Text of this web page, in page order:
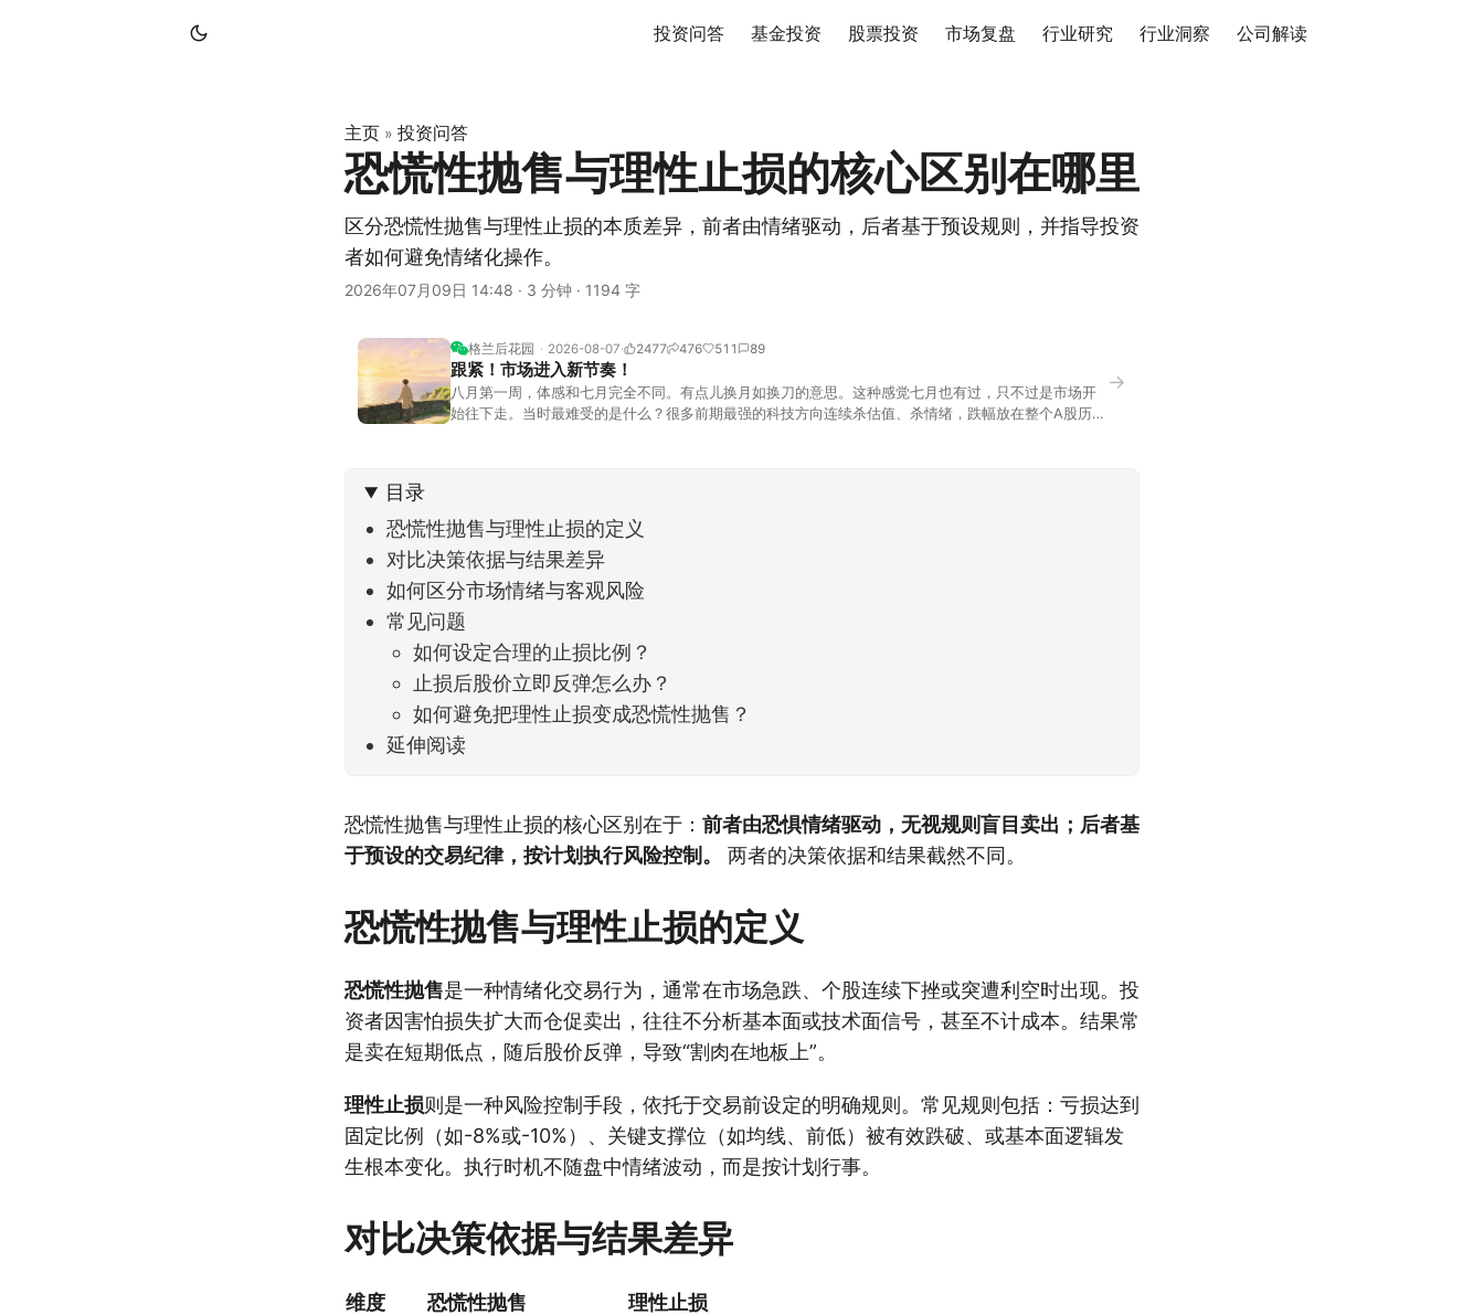
投资问答 基金投资 股票投资 市场复盘 行业研究 行业洞察 公司解读
主页 » 投资问答
恐慌性抛售与理性止损的核心区别在哪里
区分恐慌性抛售与理性止损的本质差异，前者由情绪驱动，后者基于预设规则，并指导投资
者如何避免情绪化操作。
2026年07月09日 14:48 · 3 分钟 · 1194 字
格兰后花园 2026-08-07 2477 476 511 89
跟紧！市场进入新节奏！
八月第一周，体感和七月完全不同。有点儿换月如换刀的意思。这种感觉七月也有过，只不过是市场开
始往下走。当时最难受的是什么？很多前期最强的科技方向连续杀估值、杀情绪，跌幅放在整个A股历史
→
目录
恐慌性抛售与理性止损的定义
对比决策依据与结果差异
如何区分市场情绪与客观风险
常见问题
如何设定合理的止损比例？
止损后股价立即反弹怎么办？
如何避免把理性止损变成恐慌性抛售？
延伸阅读
恐慌性抛售与理性止损的核心区别在于： 前者由恐惧情绪驱动，无视规则盲目卖出；后者基
于预设的交易纪律，按计划执行风险控制。
两者的决策依据和结果截然不同。
恐慌性抛售与理性止损的定义
恐慌性抛售是一种情绪化交易行为，通常在市场急跌、个股连续下挫或突遭利空时出现。投
资者因害怕损失扩大而仓促卖出，往往不分析基本面或技术面信号，甚至不计成本。结果常
是卖在短期低点，随后股价反弹，导致“割肉在地板上”。
理性止损则是一种风险控制手段，依托于交易前设定的明确规则。常见规则包括：亏损达到
固定比例（如-8%或-10%）、关键支撑位（如均线、前低）被有效跌破、或基本面逻辑发
生根本变化。执行时机不随盘中情绪波动，而是按计划行事。
对比决策依据与结果差异
维度 恐慌性抛售
理性止损